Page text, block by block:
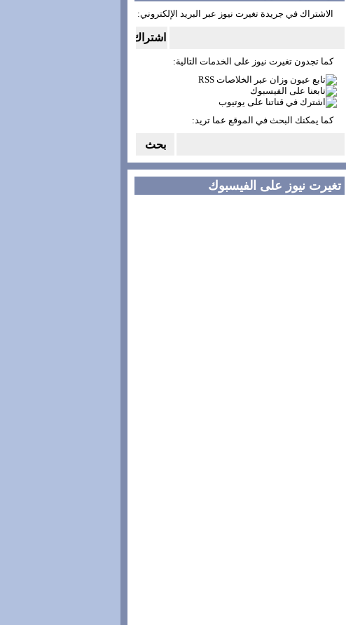
الاشتراك في جريدة تغيرت نيوز عبر البريد الإلكتروني:
كما تجدون تغيرت نيوز على الخدمات التالية:
كما يمكنك البحث في الموقع عما تريد:
تغيرت نيوز على الفيسبوك